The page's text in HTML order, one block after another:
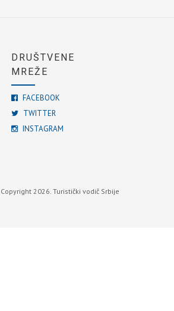
DRUŠTVENE
MREŽE
FACEBOOK
TWITTER
INSTAGRAM
2026. Turistički vodič Srbije